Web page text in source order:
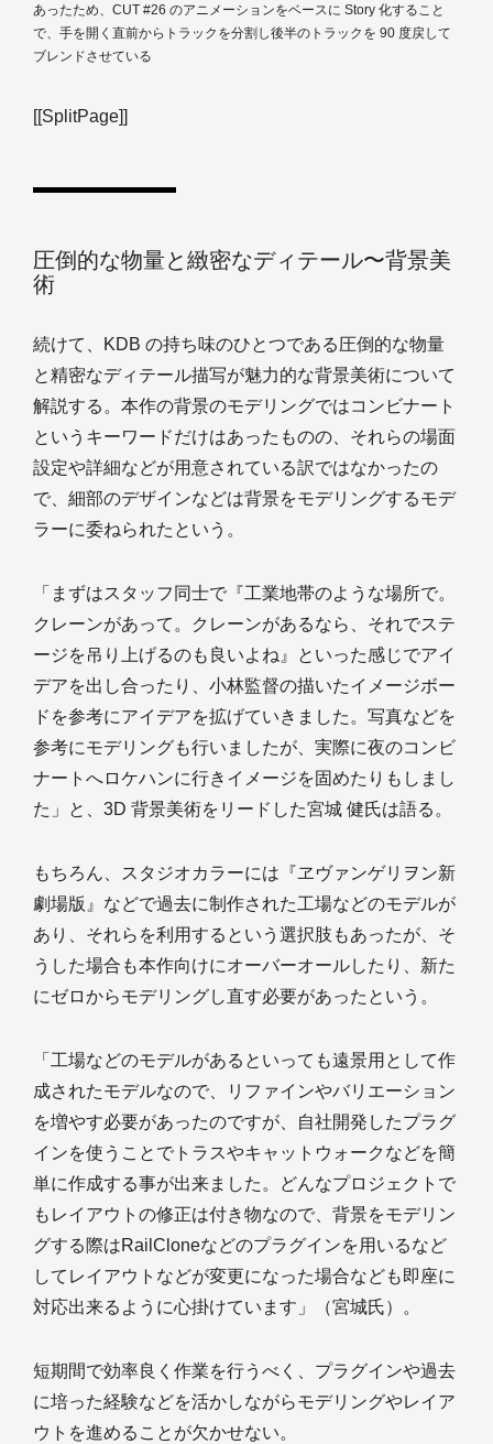
あったため、CUT #26 のアニメーションをベースに Story 化すること
で、手を開く直前からトラックを分割し後半のトラックを 90 度戻して
ブレンドさせている
[[SplitPage]]
圧倒的な物量と緻密なディテール〜背景美
術
続けて、KDB の持ち味のひとつである圧倒的な物量
と精密なディテール描写が魅力的な背景美術について
解説する。本作の背景のモデリングではコンビナート
というキーワードだけはあったものの、それらの場面
設定や詳細などが用意されている訳ではなかったの
で、細部のデザインなどは背景をモデリングするモデ
ラーに委ねられたという。
「まずはスタッフ同士で『工業地帯のような場所で。
クレーンがあって。クレーンがあるなら、それでステ
ージを吊り上げるのも良いよね』といった感じでアイ
デアを出し合ったり、小林監督の描いたイメージボー
ドを参考にアイデアを拡げていきました。写真などを
参考にモデリングも行いましたが、実際に夜のコンビ
ナートへロケハンに行きイメージを固めたりもしまし
た」と、3D 背景美術をリードした宮城 健氏は語る。
もちろん、スタジオカラーには『ヱヴァンゲリヲン新
劇場版』などで過去に制作された工場などのモデルが
あり、それらを利用するという選択肢もあったが、そ
うした場合も本作向けにオーバーオールしたり、新た
にゼロからモデリングし直す必要があったという。
「工場などのモデルがあるといっても遠景用として作
成されたモデルなので、リファインやバリエーション
を増やす必要があったのですが、自社開発したプラグ
インを使うことでトラスやキャットウォークなどを簡
単に作成する事が出来ました。どんなプロジェクトで
もレイアウトの修正は付き物なので、背景をモデリン
グする際はRailCloneなどのプラグインを用いるなど
してレイアウトなどが変更になった場合なども即座に
対応出来るように心掛けています」（宮城氏）。
短期間で効率良く作業を行うべく、プラグインや過去
に培った経験などを活かしながらモデリングやレイア
ウトを進めることが欠かせない。